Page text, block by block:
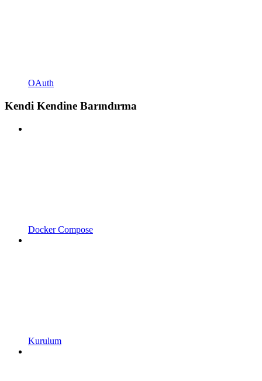
OAuth
Kendi Kendine Barındırma
Docker Compose
Kurulum